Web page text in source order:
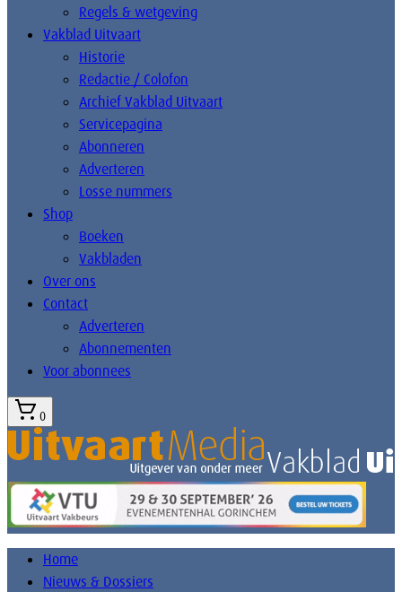
Regels & wetgeving
Vakblad Uitvaart
Historie
Redactie / Colofon
Archief Vakblad Uitvaart
Servicepagina
Abonneren
Adverteren
Losse nummers
Shop
Boeken
Vakbladen
Over ons
Contact
Adverteren
Abonnementen
Voor abonnees
0
Home
Nieuws & Dossiers